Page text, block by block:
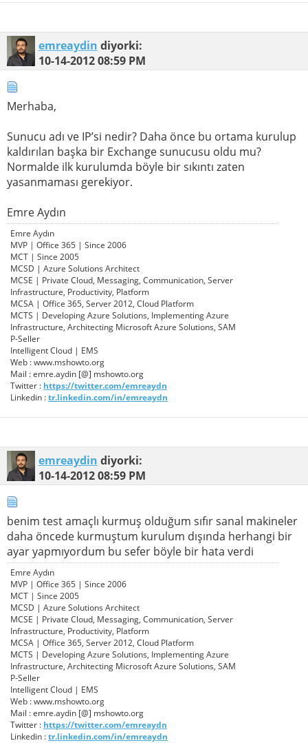
emreaydin diyorki:
10-14-201208:59 PM
Merhaba,
Sunucu adı ve IP’si nedir? Daha önce bu ortama kurulup
kaldırılan başka bir Exchange sunucusu oldu mu?
Normalde ilk kurulumda böyle bir sıkıntı zaten
yasanmaması gerekiyor.
Emre Aydın
Emre Aydın
MVP | Office 365 | Since 2006
MCT | Since 2005
MCSD | Azure Solutions Architect
MCSE | Private Cloud, Messaging, Communication, Server
Infrastructure, Productivity, Platform
MCSA | Office 365, Server 2012, Cloud Platform
MCTS | Developing Azure Solutions, Implementing Azure
Infrastructure, Architecting Microsoft Azure Solutions, SAM
P-Seller
Intelligent Cloud | EMS
Web : www.mshowto.org
Mail : emre.aydin [@] mshowto.org
Twitter : https://twitter.com/emreaydn
Linkedin :tr.linkedin.com/in/emreaydn
emreaydin diyorki:
10-14-201208:59 PM
benim test amaçlı kurmuş olduğum sıfır sanal makineler
daha öncede kurmuştum kurulum dışında herhangi bir
ayar yapmıyordum bu sefer böyle bir hata verdi
Emre Aydın
MVP | Office 365 | Since 2006
MCT | Since 2005
MCSD | Azure Solutions Architect
MCSE | Private Cloud, Messaging, Communication, Server
Infrastructure, Productivity, Platform
MCSA | Office 365, Server 2012, Cloud Platform
MCTS | Developing Azure Solutions, Implementing Azure
Infrastructure, Architecting Microsoft Azure Solutions, SAM
P-Seller
Intelligent Cloud | EMS
Web : www.mshowto.org
Mail : emre.aydin [@] mshowto.org
Twitter : https://twitter.com/emreaydn
Linkedin :tr.linkedin.com/in/emreaydn